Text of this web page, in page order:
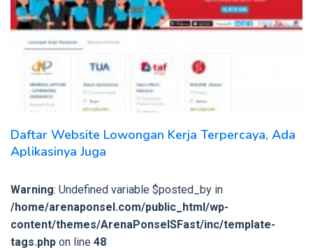
Daftar Website Lowongan Kerja Terpercaya, Ada
Aplikasinya Juga
Warning: Undefined variable $posted_by in
/home/arenaponsel.com/public_html/wp-
content/themes/ArenaPonselSFast/inc/template-
tags.php on line 48